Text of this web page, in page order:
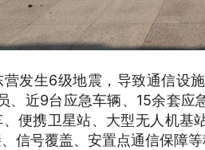
发生6级地震，导致通信设
、近9台应急车辆、15余套
便携卫星站、大型无人机基
信号覆盖、安置点通信保障